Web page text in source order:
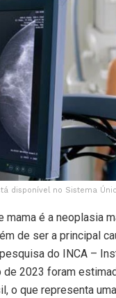
disponível no Sistema
mama é a neoplasia
de ser a principal
do INCA –
de 2023 foram
o que representa